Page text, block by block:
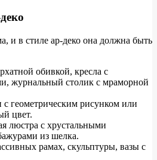
и в стиле ар-деко она должна быть
обивкой, кресла с
журнальный столик с мраморной
геометрическим рисунком или
цвет.
люстра с хрустальными
из шелка.
рамах, скульптуры, вазы с